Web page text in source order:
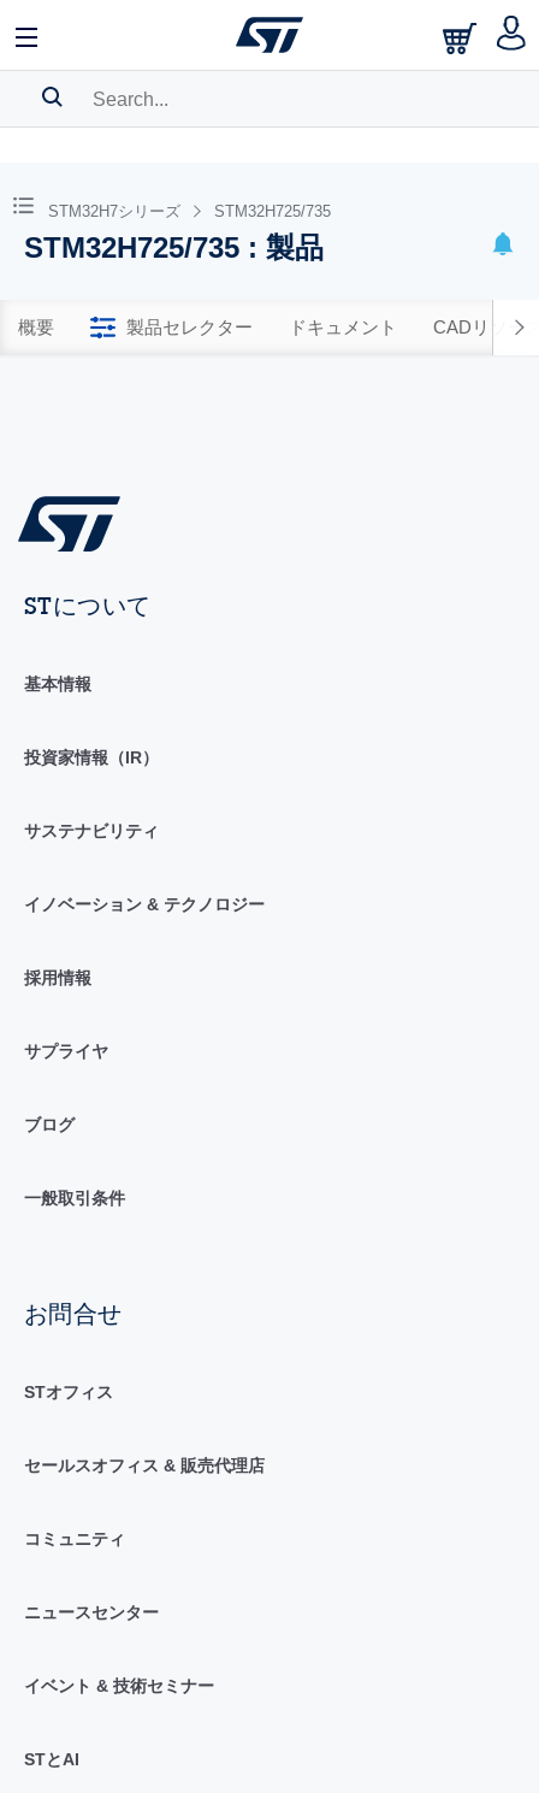
BOOKMARK
Pleaselog in to show your saved searches.
STM32H7シリーズ STM32H725/735
STM32H725/735 : 製品
概要 製品セレクター ドキュメント CADリソー
STについて
基本情報
投資家情報（IR）
サステナビリティ
イノベーション & テクノロジー
採用情報
サプライヤ
ブログ
一般取引条件
お問合せ
STオフィス
セールスオフィス & 販売代理店
コミュニティ
ニュースセンター
イベント & 技術セミナー
STとAI